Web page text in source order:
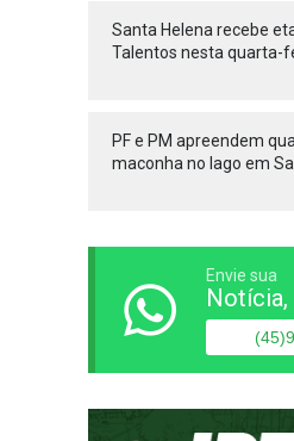
Santa Helena recebe
Talentos nesta quarta-
PF e PM apreendem
maconha no lago em
Envie sua